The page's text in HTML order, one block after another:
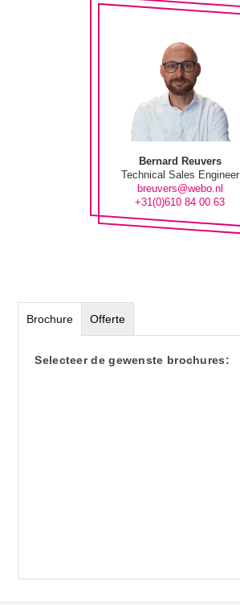
Bernard Reuvers
Technical Sales Engineer
breuvers@webo.nl
+31(0)610 84 00 63
Brochure Offerte
Selecteer de gewenste brochures: